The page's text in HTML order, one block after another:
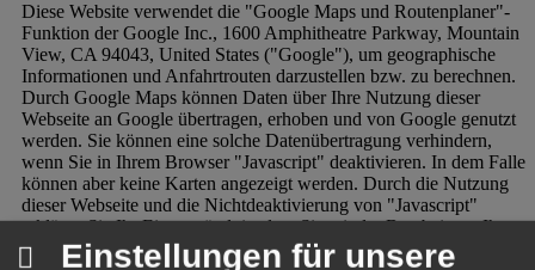
Diese Website verwendet die "Google Maps und Routenplaner"-
Funktion der Google Inc., 1600 Amphitheatre Parkway, Mountain
View, CA 94043, United States ("Google"), um geographische
Informationen und Anfahrtrouten darzustellen bzw. zu berechnen.
Durch Google Maps können Daten über Ihre Nutzung dieser
Webseite an Google übertragen, erhoben und von Google genutzt
werden. Sie können eine solche Datenübertragung verhindern,
wenn Sie in Ihrem Browser "Javascript" deaktivieren. In dem Falle
können aber keine Karten angezeigt werden. Durch die Nutzung
dieser Webseite und die Nichtdeaktivierung von "Javascript"
erklären Sie Ihr Einverständnis, dass Sie mit der Bearbeitung Ihrer
Daten durch Google zum obigen Zwecke einverstanden sind.
Einstellungen für unsere